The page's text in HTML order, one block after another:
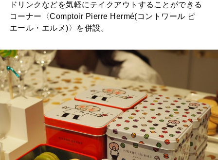
ドリンクなどを気軽にテイクアウトすることができる
コーナー〈Comptoir Pierre Hermé(コントワール ピ
エール・エルメ)〉を併設。